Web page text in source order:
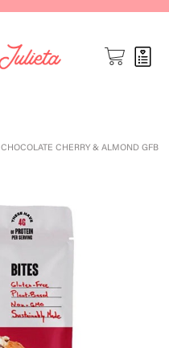
CHOCOLATE CHERRY & ALMOND GFB